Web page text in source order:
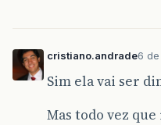
cristiano.andrade6
Sim ela vai ser
Mas todo vez